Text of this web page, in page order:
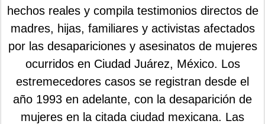
hechos reales y compila testimonios directos de
madres, hijas, familiares y activistas afectados
por las desapariciones y asesinatos de mujeres
ocurridos en Ciudad Juárez, México. Los
estremecedores casos se registran desde el
año 1993 en adelante, con la desaparición de
mujeres en la citada ciudad mexicana. Las